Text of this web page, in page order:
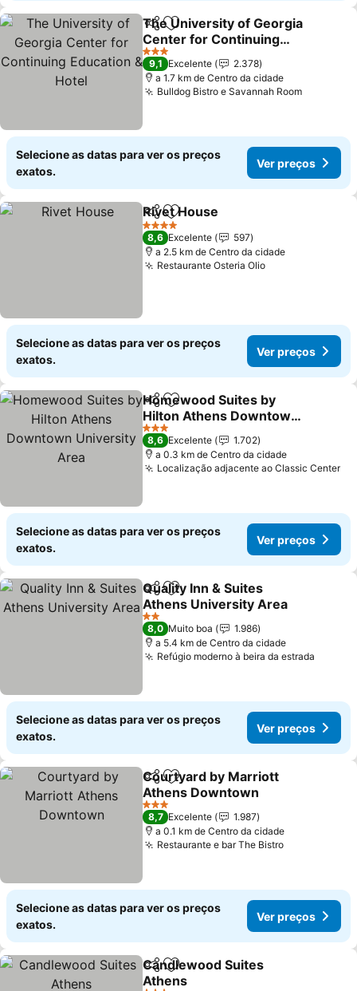
PartilharAdicionar aos favoritos
The University of Georgia
Center for Continuing
Education & Hotel
3 Estrelas
9,1 Excelente
2.378
a 1.7 km de Centro da cidade
Bulldog Bistro e Savannah Room
Selecione as datas para ver os preços
exatos.
Ver preços
PartilharAdicionar aos favoritos
Rivet House
4 Estrelas
8,6 Excelente
597
a 2.5 km de Centro da cidade
Restaurante Osteria Olio
Selecione as datas para ver os preços
exatos.
Ver preços
PartilharAdicionar aos favoritos
Homewood Suites by
Hilton Athens Downtown
University Area
3 Estrelas
8,6 Excelente
1.702
a 0.3 km de Centro da cidade
Localização adjacente ao Classic Center
Selecione as datas para ver os preços
exatos.
Ver preços
PartilharAdicionar aos favoritos
Quality Inn & Suites
Athens University Area
2 Estrelas
8,0 Muito boa
1.986
a 5.4 km de Centro da cidade
Refúgio moderno à beira da estrada
Selecione as datas para ver os preços
exatos.
Ver preços
PartilharAdicionar aos favoritos
Courtyard by Marriott
Athens Downtown
3 Estrelas
8,7 Excelente
1.987
a 0.1 km de Centro da cidade
Restaurante e bar The Bistro
Selecione as datas para ver os preços
exatos.
Ver preços
PartilharAdicionar aos favoritos
Candlewood Suites
Athens